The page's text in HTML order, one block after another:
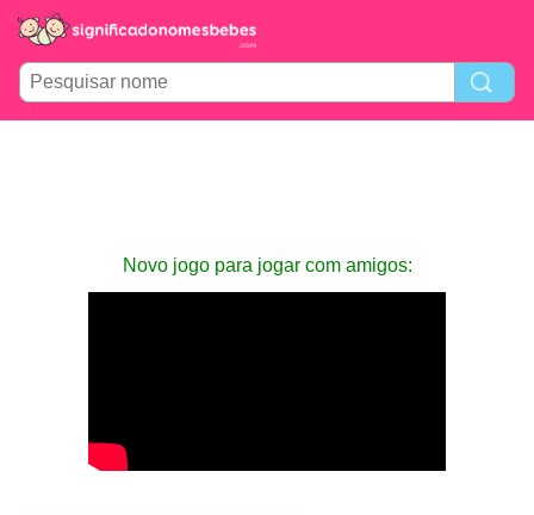
Novo jogo para jogar com amigos: